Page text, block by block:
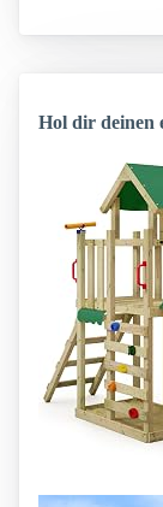
Hol dir deinen